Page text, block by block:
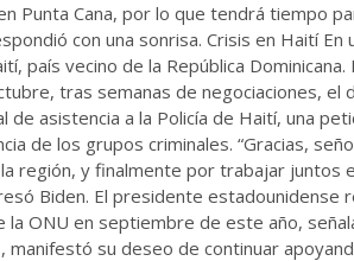
Punta Cana, por lo que tendrá tiempo
con una sonrisa. Crisis en Haití
país vecino de la República
tras semanas de negociaciones, el
de asistencia a la Policía de Haití, una
de los grupos criminales. “Gracias,
región, y finalmente por trabajar juntos
Biden. El presidente
la ONU en septiembre de este año,
su deseo de continuar